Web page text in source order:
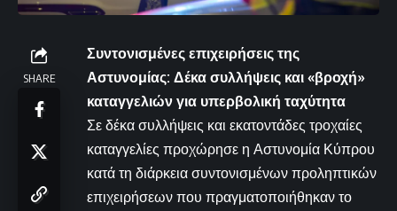
SHARE
Συντονισμένες επιχειρήσεις της
Αστυνομίας: Δέκα συλλήψεις και «βροχή»
καταγγελιών για υπερβολική ταχύτητα
Σε δέκα συλλήψεις και εκατοντάδες τροχαίες
καταγγελίες προχώρησε η Αστυνομία Κύπρου
κατά τη διάρκεια συντονισμένων προληπτικών
επιχειρήσεων που πραγματοποιήθηκαν το